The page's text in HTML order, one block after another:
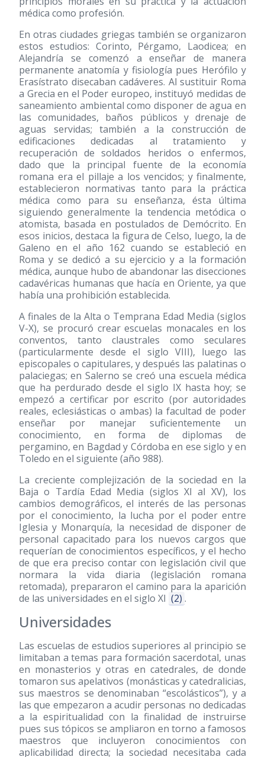
médica como profesión.
En otras ciudades griegas también se organizaron
estos estudios: Corinto, Pérgamo, Laodicea; en
Alejandría se comenzó a enseñar de manera
permanente anatomía y fisiología pues Herófilo y
Erasístrato disecaban cadáveres. Al sustituir Roma
a Grecia en el Poder europeo, instituyó medidas de
saneamiento ambiental como disponer de agua en
las comunidades, baños públicos y drenaje de
aguas servidas; también a la construcción de
edificaciones dedicadas al tratamiento y
recuperación de soldados heridos o enfermos,
dado que la principal fuente de la economía
romana era el pillaje a los vencidos; y finalmente,
establecieron normativas tanto para la práctica
médica como para su enseñanza, ésta última
siguiendo generalmente la tendencia metódica o
atomista, basada en postulados de Demócrito. En
esos inicios, destaca la figura de Celso, luego, la de
Galeno en el año 162 cuando se estableció en
Roma y se dedicó a su ejercicio y a la formación
médica, aunque hubo de abandonar las disecciones
cadavéricas humanas que hacía en Oriente, ya que
había una prohibición establecida.
A finales de la Alta o Temprana Edad Media (siglos
V-X), se procuró crear escuelas monacales en los
conventos, tanto claustrales como seculares
(particularmente desde el siglo VIII), luego las
episcopales o capitulares, y después las palatinas o
palaciegas; en Salerno se creó una escuela médica
que ha perdurado desde el siglo IX hasta hoy; se
empezó a certificar por escrito (por autoridades
reales, eclesiásticas o ambas) la facultad de poder
enseñar por manejar suficientemente un
conocimiento, en forma de diplomas de
pergamino, en Bagdad y Córdoba en ese siglo y en
Toledo en el siguiente (año 988).
La creciente complejización de la sociedad en la
Baja o Tardía Edad Media (siglos XI al XV), los
cambios demográficos, el interés de las personas
por el conocimiento, la lucha por el poder entre
Iglesia y Monarquía, la necesidad de disponer de
personal capacitado para los nuevos cargos que
requerían de conocimientos específicos, y el hecho
de que era preciso contar con legislación civil que
normara la vida diaria (legislación romana
retomada), prepararon el camino para la aparición
de las universidades en el siglo XI (2) .
Universidades
Las escuelas de estudios superiores al principio se
limitaban a temas para formación sacerdotal, unas
en monasterios y otras en catedrales, de donde
tomaron sus apelativos (monásticas y catedralicias,
sus maestros se denominaban “escolásticos”), y a
las que empezaron a acudir personas no dedicadas
a la espiritualidad con la finalidad de instruirse
pues sus tópicos se ampliaron en torno a famosos
maestros que incluyeron conocimientos con
aplicabilidad directa; la sociedad necesitaba cada